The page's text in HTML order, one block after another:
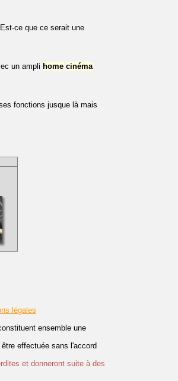
ce que ce serait une
un ampli home cinéma
fonctions jusque là mais
légales
ensemble une
effectuée sans l'accord
et donneront suite à des